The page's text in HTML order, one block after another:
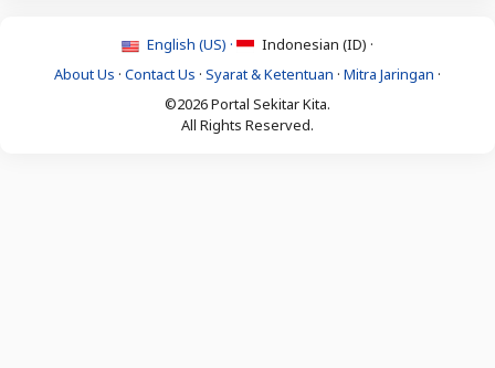
English (US) ·
Indonesian (ID) ·
About Us · Contact Us · Syarat & Ketentuan · Mitra Jaringan ·
©2026 Portal Sekitar Kita.
All Rights Reserved.